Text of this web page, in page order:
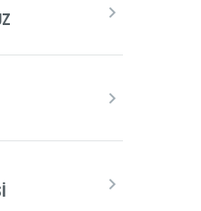
chevron_right
chevron_right
chevron_right